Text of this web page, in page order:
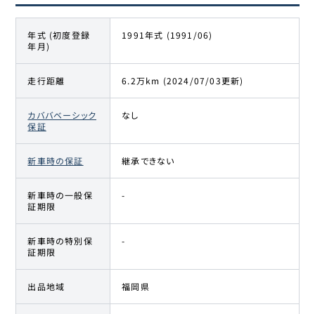
年式 (初度登録
年月)
1991年式 (1991/06)
走行距離 6.2万km (2024/07/03更新)
カババベーシック
保証
なし
新車時の保証 継承できない
新車時の一般保
証期限
-
新車時の特別保
証期限
-
出品地域 福岡県